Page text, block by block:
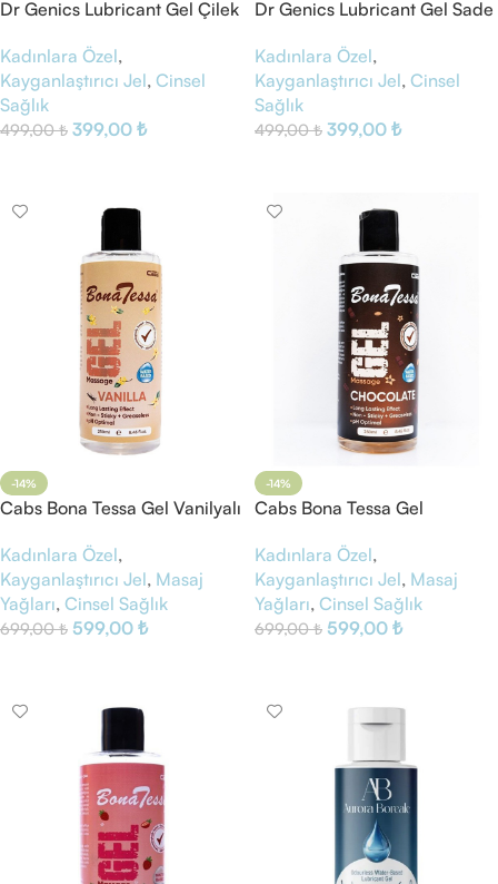
Dr Genics Lubricant Gel Çilek
Kadınlara Özel,
Kayganlaştırıcı Jel, Cinsel
Sağlık
499,00₺ 399,00 ₺
Dr Genics Lubricant Gel Sade
Kadınlara Özel,
Kayganlaştırıcı Jel, Cinsel
Sağlık
499,00₺ 399,00 ₺
-14%
Cabs Bona Tessa Gel Vanilyalı
Kadınlara Özel,
Kayganlaştırıcı Jel, Masaj
Yağları, Cinsel Sağlık
699,00₺ 599,00 ₺
-14%
Cabs Bona Tessa Gel
Kadınlara Özel,
Kayganlaştırıcı Jel, Masaj
Yağları, Cinsel Sağlık
699,00₺ 599,00 ₺